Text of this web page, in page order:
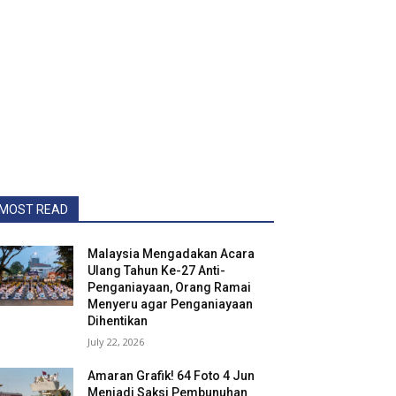
READ
Malaysia Mengadakan Acara
Ulang Tahun Ke-27 Anti-
Penganiayaan, Orang Ramai
Menyeru agar Penganiayaan
Dihentikan
July 22, 2026
Amaran Grafik! 64 Foto 4 Jun
Menjadi Saksi Pembunuhan